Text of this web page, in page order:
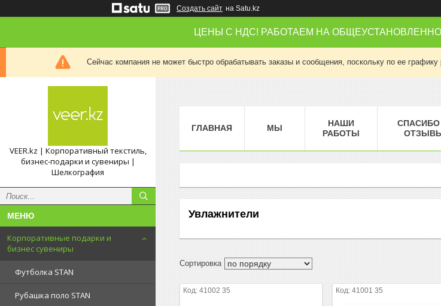
Создать сайт на Satu.kz
ЦЕНЫ С НДС! РАБОТАЕМ НА
Сейчас компания не может быстро обрабатывать заказы и сообщения, поскольку по ее
VEER.kz | Корпоративный текстиль,
бизнес-подарки и сувениры |
Шелкография
Корпоративные подарки и
бизнес сувениры
Футболка STAN
Рубашка поло STAN
ГЛАВНАЯ МЫ
НАШИ
РАБОТЫ
СПАСИБО
Увлажнители
41002 35 41001 35